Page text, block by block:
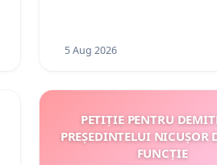
5 Aug 2026
PETIȚIE PENTRU
PREȘEDINTELUI NICUȘOR
FUNCȚIE